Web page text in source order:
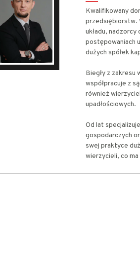
Kwalifikowany
przedsiębiorstw.
układu,
postępowaniach
dużych spółek
Biegły z
współpracuje z
również
upadłościowych.
Od lat
gospodarczych
swej praktyce
wierzycieli, co ma